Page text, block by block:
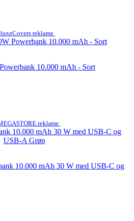
reklame
10.000 mAh - Sort
reklame
10.000 mAh 30 W med USB-C og